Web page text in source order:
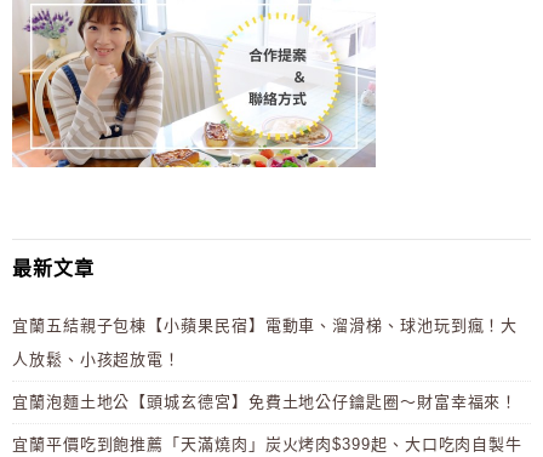
最新文章
宜蘭五結親子包棟【小蘋果民宿】電動車、溜滑梯、球池玩到瘋！大
人放鬆、小孩超放電！
宜蘭泡麵土地公【頭城玄德宮】免費土地公仔鑰匙圈～財富幸福來！
宜蘭平價吃到飽推薦「天滿燒肉」炭火烤肉$399起、大口吃肉自製牛